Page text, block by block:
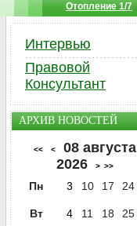
Отопление 1/7
Интервью
Правовой
Консультант
АРХИВ НОВОСТЕЙ
<< <
08 августа
2026
> >>
Пн 3 10 17 24
Вт 4 11 18 25